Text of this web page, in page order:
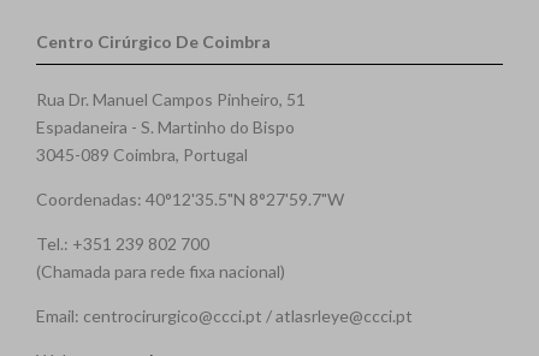
Centro Cirúrgico De Coimbra
Rua Dr. Manuel Campos Pinheiro, 51
Espadaneira - S. Martinho do Bispo
3045-089 Coimbra, Portugal
Coordenadas: 40°12'35.5"N 8°27'59.7"W
Tel.: +351 239 802 700
(Chamada para rede fixa nacional)
Email: centrocirurgico@ccci.pt / atlasrleye@ccci.pt